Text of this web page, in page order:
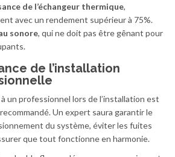
de l’échangeur thermique,
avec un rendement supérieur à 75%.
sonore, qui ne doit pas être gênant pour
de l’installation
à un professionnel lors de l’installation est
Un expert saura garantir le
du système, éviter les fuites
que tout fonctionne en harmonie.